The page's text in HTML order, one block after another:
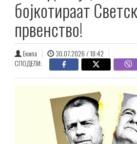
бојкотираат
првенство!
Екипа
30.07.2026 / 18:42
СПОДЕЛИ: